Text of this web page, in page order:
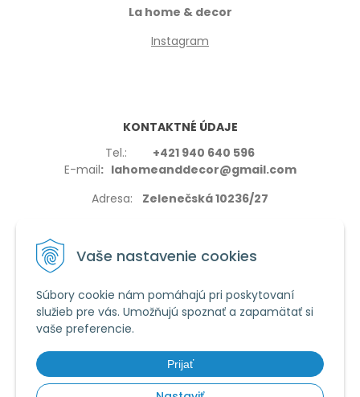
Vaše nastavenie cookies
Súbory cookie nám pomáhajú pri poskytovaní
služieb pre vás. Umožňujú spoznať a zapamätať si
vaše preferencie.
Prijať
La home & decor
Instagram
KONTAKTNÉ ÚDAJE
Tel.: +421 940 640 596
E-mail: lahomeanddecor@gmail.com
Adresa: Zelenečská 10236/27
VŠETKO O NÁKUPE
Používanie cookies
Obchodné podmienky